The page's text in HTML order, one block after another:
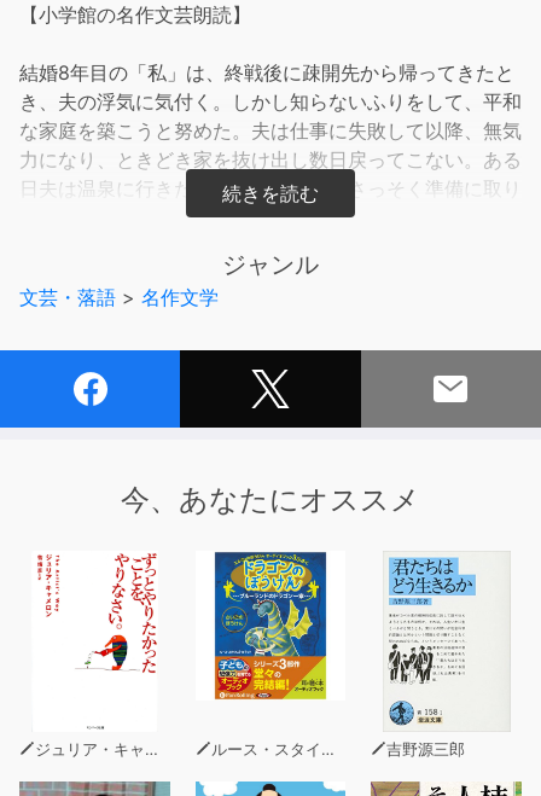
【小学館の名作文芸朗読】
結婚8年目の「私」は、終戦後に疎開先から帰ってきたと
き、夫の浮気に気付く。しかし知らないふりをして、平和
な家庭を築こうと努めた。夫は仕事に失敗して以降、無気
力になり、ときどき家を抜け出し数日戻ってこない。ある
日夫は温泉に行きたいと言ったため、さっそく準備に取り
かかるが、夫の外出用の服が見当たらなかった。「売って
ためだと「私」は悟った。3日後、夫は浮気相手の女性と
諏訪湖で心中してしまう。
ジャンル
文芸・落語 > 名作文学
今、あなたにオススメ
ジュリア・キャメロン ルース・スタイルズ・ガネット 吉野源三郎